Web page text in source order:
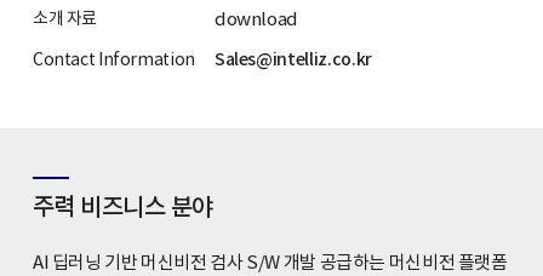
소개 자료 download
Contact Information Sales@intelliz.co.kr
주력 비즈니스 분야
AI 딥러닝 기반 머신비전 검사 S/W 개발 공급하는 머신비전 플랫폼